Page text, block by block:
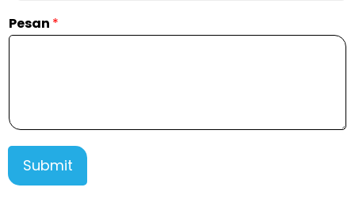
Pesan *
Submit